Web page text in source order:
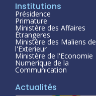
Institutions
Présidence
Primature
Ministère des Affaires
Étrangeres
Ministère des Maliens de
l'Exterieur
Ministère de l'Economie
Numerique de la
Communication
Actualités